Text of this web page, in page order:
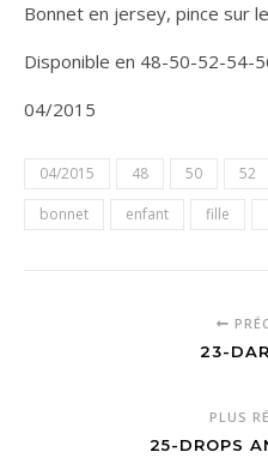
Bonnet en jersey, pince sur
Disponible en 48-50-52-54-
04/2015
04/2015 48 50 52
bonnet
enfant fille
23-
PLUS
25-DROPS